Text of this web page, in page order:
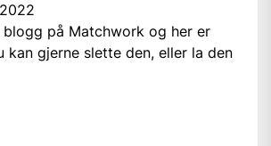
blogg på Matchwork og her er
kan gjerne slette den, eller la den